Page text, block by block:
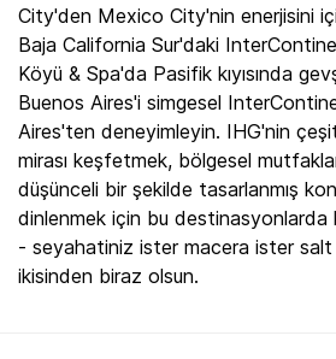
City'den Mexico City'nin enerjisini
Baja California Sur'daki
Köyü & Spa'da Pasifik kıyısında
Buenos Aires'i simgesel
Aires'ten deneyimleyin. IHG'nin
mirası keşfetmek, bölgesel
düşünceli bir şekilde tasarlanmış
dinlenmek için bu destinasyonlarda
- seyahatiniz ister macera ister
ikisinden biraz olsun.